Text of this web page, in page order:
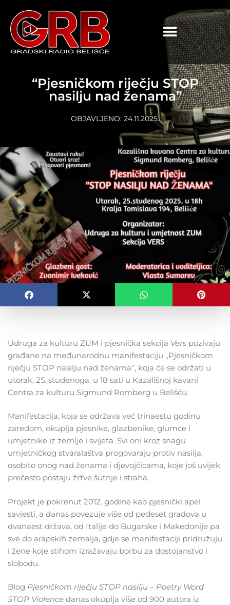
“Pjesničkom riječju STOP
nasilju nad ženama”
OBJAVLJENO: 24.11.2025.
Udruga za kulturu ZUM i pjesnička sekcija Vers pozivaju
građane na međunarodnu manifestaciju „Pjesničkom
riječju STOP nasilju nad ženama“, koja će se održati u
utorak, 25. studenoga, u 18 sati u Kazališnoj kavani
Centra za kulturu Sigmund Romberg u Belišću.
Manifestacija, koja se održava već trinaestu godinu
zaredom, okuplja pjesnike, glazbenike, glumce i
umjetnike iz zemlje i svijeta. Svi oni kroz snagu
umjetničkog stvaralaštva progovaraju protiv nasilja,
osobito onog nad ženama i djevojčicama, koje još uvijek
prečesto postaju žrtve šutnje i straha.
Projekt je pokrenut 2012. godine kao pjesnički apel
savjesti, a danas povezuje više od pedeset gradova u
dvanaest država, od Italije do Bugarske i Makedonije pa
sve do arapskih zemalja, gdje se manifestaciji pridružuju
i žene koje stihom izražavaju borbu za dostojanstvo i
slobodu.
Blog Pjesničkom riječju STOP nasilju – Poetry Word
STOP Violence danas okuplja više od 900 autora iz